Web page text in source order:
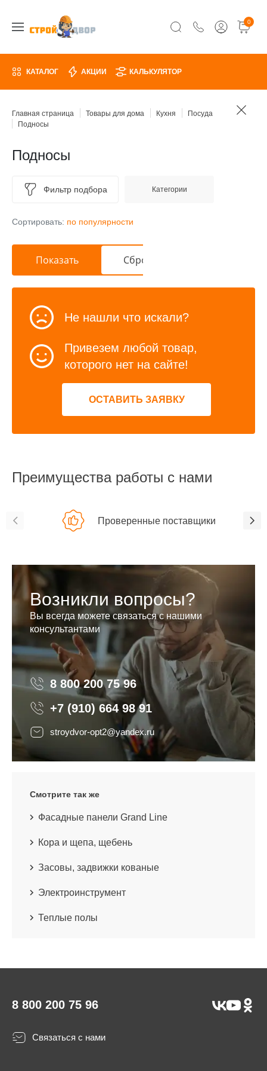
0
КАТАЛОГ АКЦИИ КАЛЬКУЛЯТОР
Главная страница Товары для дома Кухня
Посуда
Подносы
Подносы
Фильтр подбора Категории
Сортировать: по популярности
Не нашли что искали?
Привезем любой товар,
которого нет на сайте!
ОСТАВИТЬ ЗАЯВКУ
Преимущества работы с нами
Проверенные поставщики
Возникли вопросы?
Вы всегда можете связаться с нашими
консультантами
8 800 200 75 96 8 800 200 75 96
+7 (910) 664 98 91
stroydvor-opt2@yandex.ru
Смотрите так же
Фасадные панели Grand Line
Кора и щепа, щебень
Засовы, задвижки кованые
Электроинструмент
Теплые полы
8 800 200 75 96
Связаться с нами